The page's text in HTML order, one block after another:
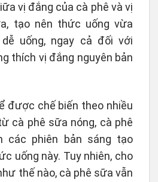
vị đắng của cà phê và vị
tạo nên thức uống vừa
uống, ngay cả đối với
thích vị đắng nguyên bản
được chế biến theo nhiều
cà phê sữa nóng, cà phê
các phiên bản sáng tạo
uống này. Tuy nhiên, cho
thế nào, cà phê sữa vẫn